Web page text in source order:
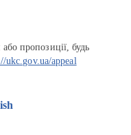
пропозиції, будь
ukc.gov.ua/appeal